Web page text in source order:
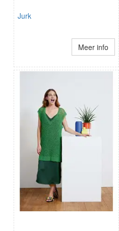
Jurk
Meer info